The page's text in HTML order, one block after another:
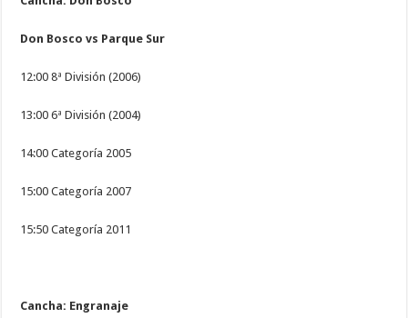
Don Bosco vs Parque Sur
12:00 8ª División (2006)
13:00 6ª División (2004)
14:00 Categoría 2005
15:00 Categoría 2007
15:50 Categoría 2011
Cancha: Engranaje